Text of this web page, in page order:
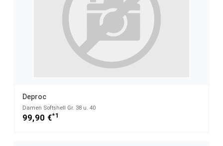
Deproc
Damen Softshell Gr. 38 u. 40
99,90 €*1